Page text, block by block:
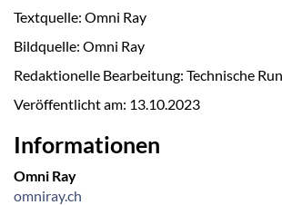
Textquelle: Omni Ray
Bildquelle: Omni Ray
Redaktionelle Bearbeitung: Technische
Veröffentlicht am: 13.10.2023
Informationen
Omni Ray
omniray.ch